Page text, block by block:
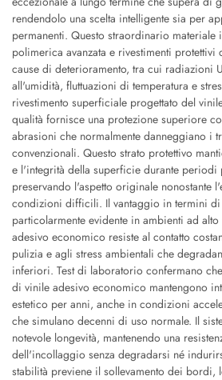
rendendolo una scelta intelligente sia per
permanenti. Questo straordinario
polimerica avanzata e rivestimenti protettivi
cause di deterioramento, tra cui radiazioni
all'umidità, fluttuazioni di temperatura e
rivestimento superficiale progettato del
qualità fornisce una protezione superiore
abrasioni che normalmente danneggiano i
convenzionali. Questo strato protettivo
e l'integrità della superficie durante periodi
preservando l'aspetto originale nonostante
condizioni difficili. Il vantaggio in termini
particolarmente evidente in ambienti ad
adesivo economico resiste al contatto
pulizia e agli stress ambientali che
inferiori. Test di laboratorio confermano
di vinile adesivo economico mantengono
estetico per anni, anche in condizioni
che simulano decenni di uso normale. Il
notevole longevità, mantenendo una
dell'incollaggio senza degradarsi né
stabilità previene il sollevamento dei bordi,